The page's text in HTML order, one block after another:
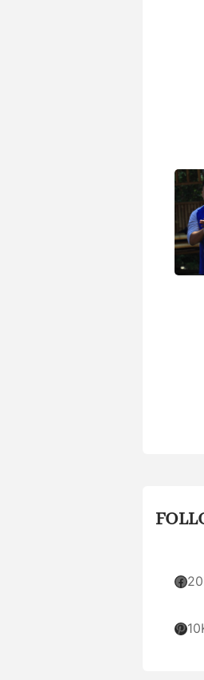
Facebook
Pinterest